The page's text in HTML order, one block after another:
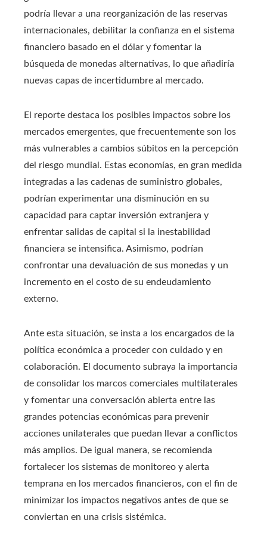
podría llevar a una reorganización de las reservas
internacionales, debilitar la confianza en el sistema
financiero basado en el dólar y fomentar la
búsqueda de monedas alternativas, lo que añadiría
nuevas capas de incertidumbre al mercado.
El reporte destaca los posibles impactos sobre los
mercados emergentes, que frecuentemente son los
más vulnerables a cambios súbitos en la percepción
del riesgo mundial. Estas economías, en gran medida
integradas a las cadenas de suministro globales,
podrían experimentar una disminución en su
capacidad para captar inversión extranjera y
enfrentar salidas de capital si la inestabilidad
financiera se intensifica. Asimismo, podrían
confrontar una devaluación de sus monedas y un
incremento en el costo de su endeudamiento
externo.
Ante esta situación, se insta a los encargados de la
política económica a proceder con cuidado y en
colaboración. El documento subraya la importancia
de consolidar los marcos comerciales multilaterales
y fomentar una conversación abierta entre las
grandes potencias económicas para prevenir
acciones unilaterales que puedan llevar a conflictos
más amplios. De igual manera, se recomienda
fortalecer los sistemas de monitoreo y alerta
temprana en los mercados financieros, con el fin de
minimizar los impactos negativos antes de que se
conviertan en una crisis sistémica.